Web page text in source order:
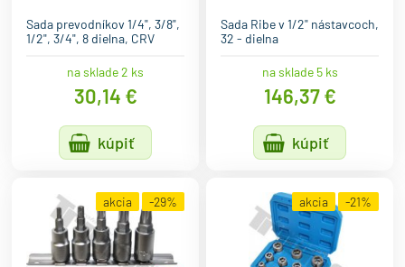
Sada prevodníkov 1/4", 3/8",
1/2", 3/4", 8 dielna, CRV
na sklade 2 ks
30,14 €
kúpiť
Sada Ribe v 1/2" nástavcoch,
32 - dielna
na sklade 5 ks
146,37 €
kúpiť
akcia -29% akcia -21%